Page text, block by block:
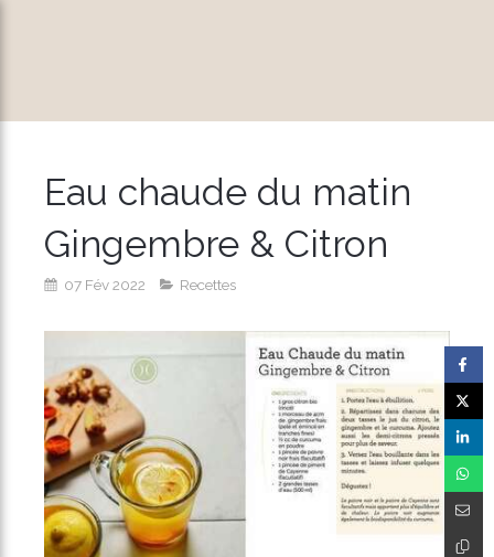
Eau chaude du matin
Gingembre & Citron
07 Fév 2022 Recettes